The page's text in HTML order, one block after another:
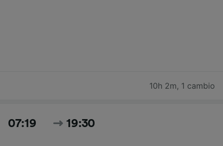
10h 2m, 1 cambio
07:19 19:30